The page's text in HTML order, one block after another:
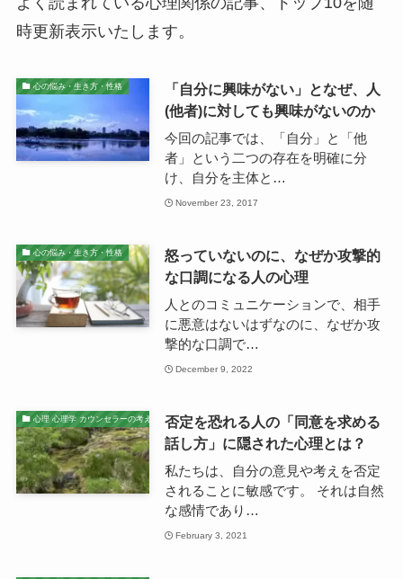
時更新表示いたします。
心の悩み・生き方・性格
「自分に興味がない」となぜ、人
(他者)に対しても興味がないのか
今回の記事では、「自分」と「他
者」という二つの存在を明確に分
け、自分を主体と…
November 23, 2017
心の悩み・生き方・性格
怒っていないのに、なぜか攻撃的
な口調になる人の心理
人とのコミュニケーションで、相手
に悪意はないはずなのに、なぜか攻
撃的な口調で…
December 9, 2022
心理 心理学 カウンセラーの考え
否定を恐れる人の「同意を求める
話し方」に隠された心理とは？
私たちは、自分の意見や考えを否定
されることに敏感です。 それは自然
な感情であり…
February 3, 2021